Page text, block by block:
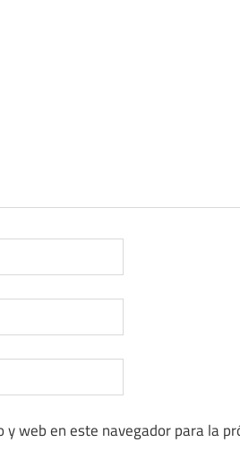
web en este navegador para la